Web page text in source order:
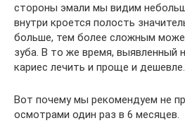
стороны эмали мы видим
внутри кроется полость
больше, тем более сложным
зуба. В то же время, выявленный
кариес лечить и проще и дешевле.
Вот почему мы рекомендуем не
осмотрами один раз в 6 месяцев.